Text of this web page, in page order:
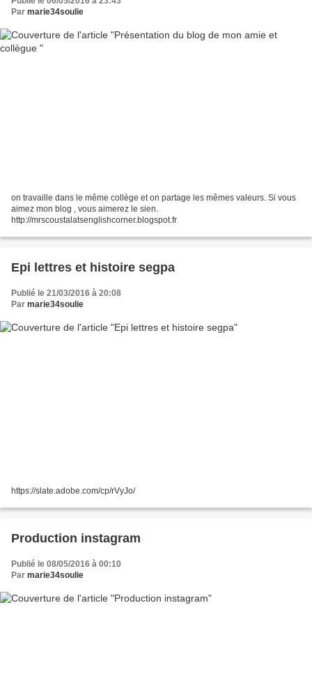
Par marie34soulie
on travaille dans le même collège et on partage les mêmes valeurs. Si vous
aimez mon blog , vous aimerez le sien.
http://mrscoustalatsenglishcorner.blogspot.fr
Epi lettres et histoire segpa
Publié le 21/03/2016 à 20:08
Par marie34soulie
https://slate.adobe.com/cp/rVyJo/
Production instagram
Publié le 08/05/2016 à 00:10
Par marie34soulie